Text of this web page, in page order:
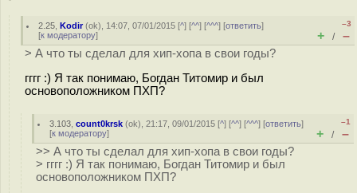
2.25 ,Kodir(ok), 14:07, 07/01/2015 [^] [^^] [^^^] [ответить]
[к модератору]
–3
+ / –
> А что ты сделал для хип-хопа в свои годы?
гггг :) Я так понимаю, Богдан Титомир и был
основоположником ПХП?
3.103 ,count0krsk (ok), 21:17, 09/01/2015 [^] [^^] [^^^] [ответить]
[к модератору]
–1
+ / –
>> А что ты сделал для хип-хопа в свои годы?
> гггг :) Я так понимаю, Богдан Титомир и был
основоположником ПХП?